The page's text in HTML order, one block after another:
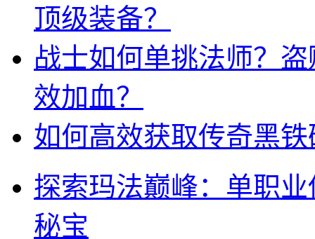
顶级装备？
战士如何单挑法师？
效加血？
如何高效获取传奇黑
探索玛法巅峰：单职
秘宝